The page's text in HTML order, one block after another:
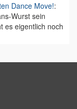
Dance Move!:
Wurst sein
es eigentlich noch